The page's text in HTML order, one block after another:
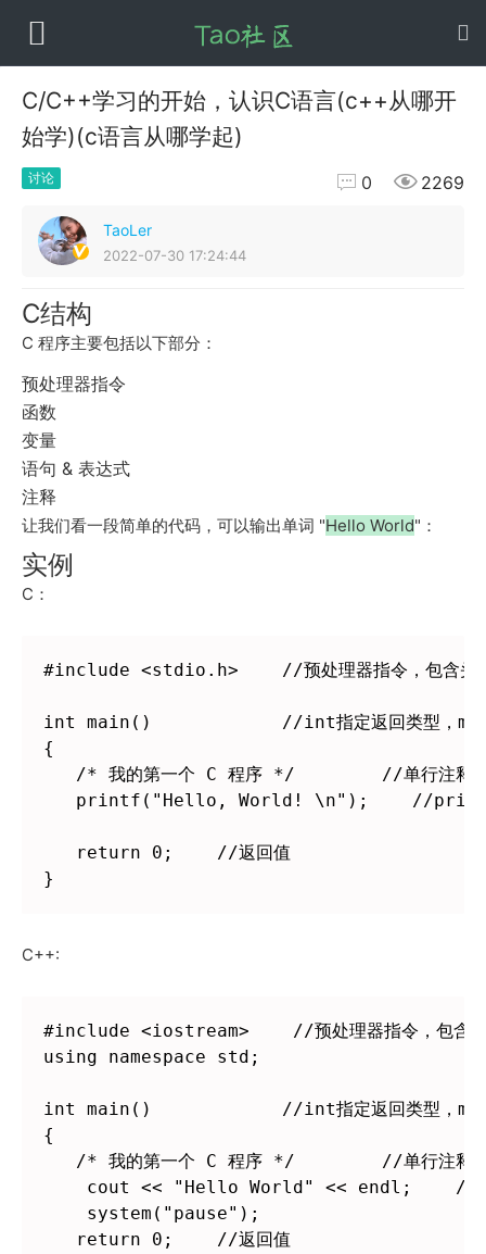
C/C++学习的开始，认识C语言(c++从哪开
始学)(c语言从哪学起)
讨论  0  2269
TaoLer
2022-07-30 17:24:44
C结构
C 程序主要包括以下部分：
预处理器指令
函数
变量
语句 & 表达式
注释
让我们看一段简单的代码，可以输出单词 "Hello World"：
实例
C：
#include <stdio.h>    //预处理器指令，包含头
int main()            //int指定返回类型，
{
/* 我的第一个 C 程序 */        //单行注释
printf("Hello, World! \n");    //
   return 0;    //返回值
}
C++:
#include <iostream>    //预处理器指令，包含头
using namespace std;
int main()            //int指定返回类型，
{
/* 我的第一个 C 程序 */        //单行注释
cout << "Hello World" << endl;    //
    system("pause");
   return 0;    //返回值